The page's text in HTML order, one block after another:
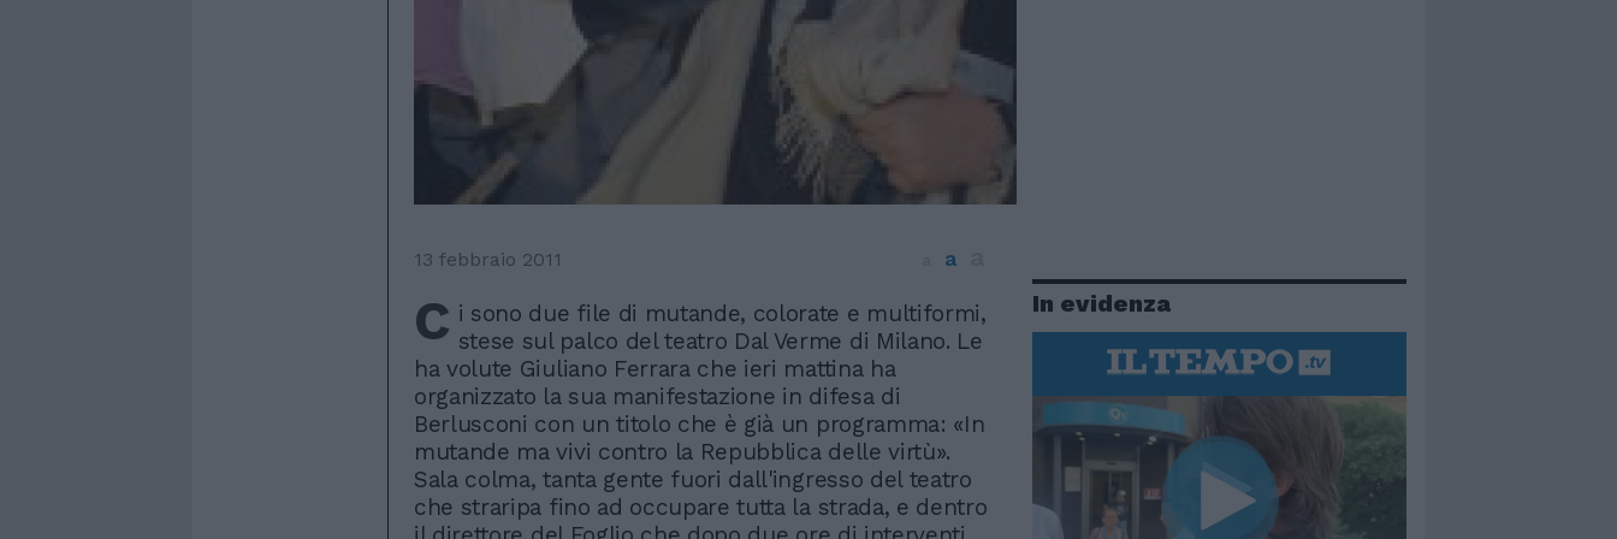
13 febbraio 2011 a
C i sono due file di mutande, colorate e multiformi,
stese sul palco del teatro Dal Verme di Milano. Le
ha volute Giuliano Ferrara che ieri mattina ha
organizzato la sua manifestazione in difesa di
Berlusconi con un titolo che è già un programma: «In
mutande ma vivi contro la Repubblica delle virtù».
Sala colma, tanta gente fuori dall'ingresso del teatro
che straripa fino ad occupare tutta la strada, e dentro
In evidenza